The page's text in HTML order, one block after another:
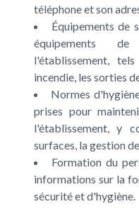
téléphone et son
Équipements de
équipements
l'établissement,
incendie, les sorties
Normes
prises pour
l'établissement, y
surfaces, la gestion
Formation du
informations sur la
sécurité et d'hygiène.